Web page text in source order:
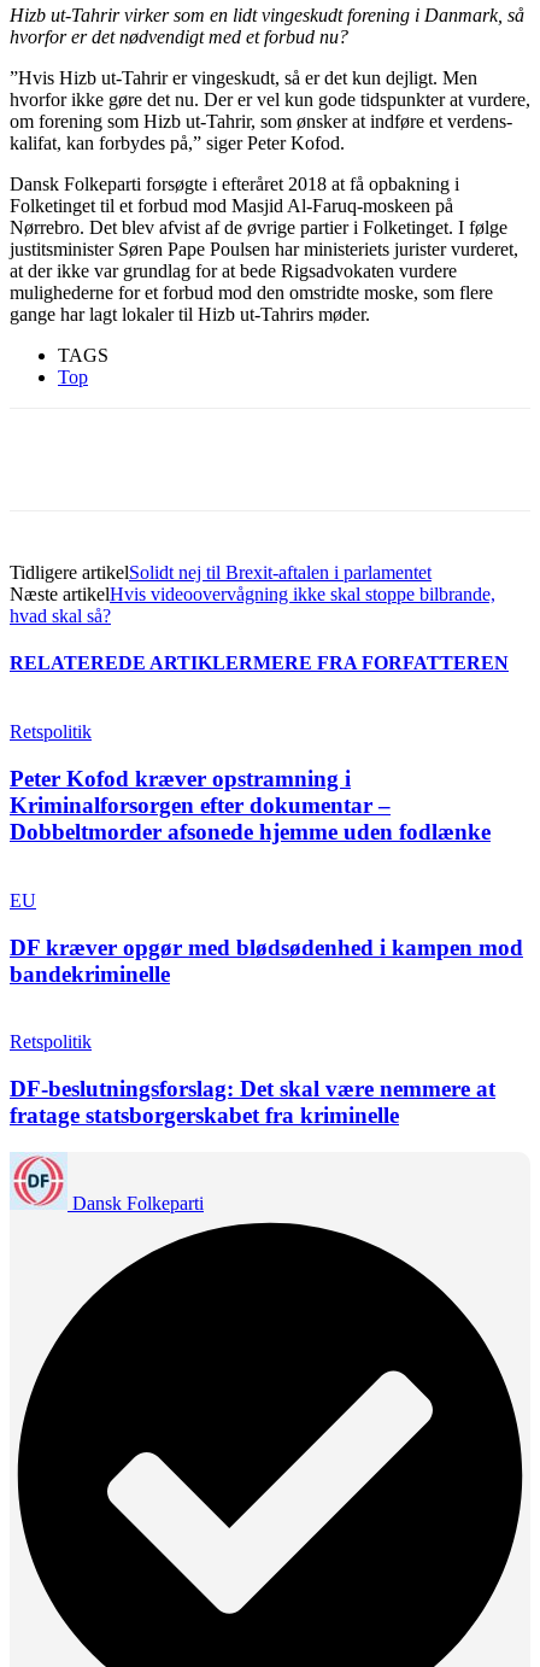
Hizb ut-Tahrir virker som en lidt vingeskudt forening i Danmark, så
hvorfor er det nødvendigt med et forbud nu?
”Hvis Hizb ut-Tahrir er vingeskudt, så er det kun dejligt. Men
hvorfor ikke gøre det nu. Der er vel kun gode tidspunkter at vurdere,
om forening som Hizb ut-Tahrir, som ønsker at indføre et verdens-
kalifat, kan forbydes på,” siger Peter Kofod.
Dansk Folkeparti forsøgte i efteråret 2018 at få opbakning i
Folketinget til et forbud mod Masjid Al-Faruq-moskeen på
Nørrebro. Det blev afvist af de øvrige partier i Folketinget. I følge
justitsminister Søren Pape Poulsen har ministeriets jurister vurderet,
at der ikke var grundlag for at bede Rigsadvokaten vurdere
mulighederne for et forbud mod den omstridte moske, som flere
gange har lagt lokaler til Hizb ut-Tahrirs møder.
TAGS
Top
Tidligere artikelSolidt nej til Brexit-aftalen i parlamentet
Næste artikelHvis videoovervågning ikke skal stoppe bilbrande,
hvad skal så?
RELATEREDE ARTIKLERMERE FRA FORFATTEREN
Retspolitik
Peter Kofod kræver opstramning i
Kriminalforsorgen efter dokumentar –
Dobbeltmorder afsonede hjemme uden fodlænke
EU
DF kræver opgør med blødsødenhed i kampen mod
bandekriminelle
Retspolitik
DF-beslutningsforslag: Det skal være nemmere at
fratage statsborgerskabet fra kriminelle
Dansk Folkeparti